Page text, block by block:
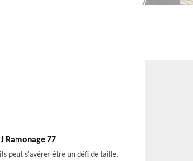
Ramonage 77
peut s'avérer être un défi de taille.